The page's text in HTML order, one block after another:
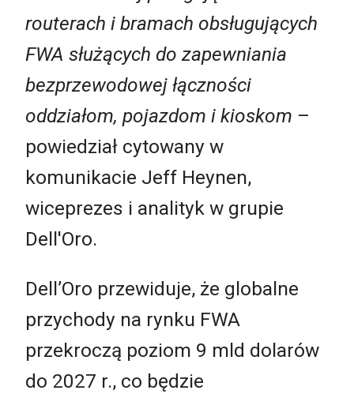
routerach i bramach obsługujących
FWA służących dozapewniania
bezprzewodowej łączności
oddziałom, pojazdom i kioskom –
powiedział cytowany w
komunikacie Jeff Heynen,
wiceprezes i analityk w grupie
Dell'Oro.
Dell’Oro przewiduje, że globalne
przychody na rynku FWA
przekroczą poziom 9 mld dolarów
do 2027 r., co będzie